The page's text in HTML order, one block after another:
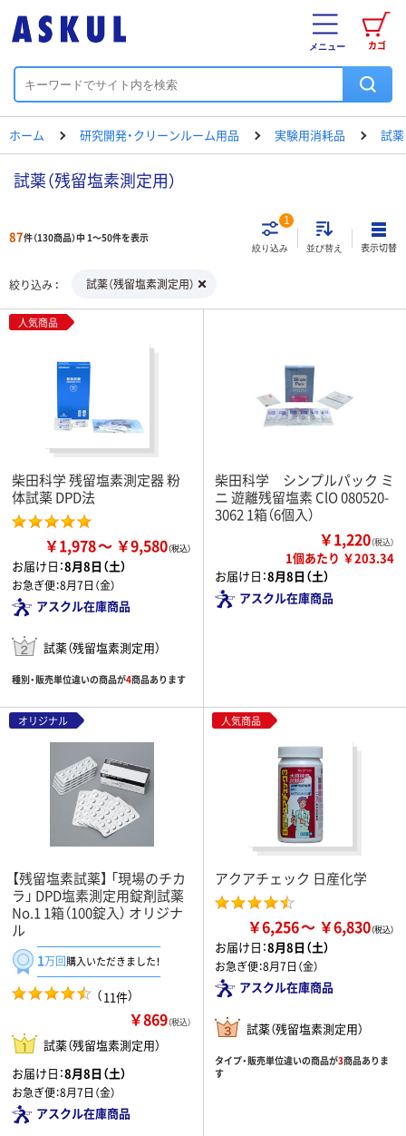
カゴ
メニュー
ホーム 研究開発・クリーンルーム用品 実験用消耗品 試薬
試薬（残留塩素測定用）
87件（130商品）中 1～50件を表示
絞り込み
1
並び替え 表示切替
絞り込み 試薬（残留塩素測定用）
人気商品
柴田科学 残留塩素測定器 粉
体試薬 DPD法
￥1,978 ￥9,580
お届け日：8月8日（土）
お急ぎ便：8月7日（金）
アスクル在庫商品
試薬（残留塩素測定用）
種別・販売単位違いの商品が4商品あります
柴田科学 シンプルパック ミ
ニ 遊離残留塩素 ClO 080520-
3062 1箱（6個入）
￥1,220（税込）
1個あたり ￥203.34
お届け日：8月8日（土）
アスクル在庫商品
オリジナル
【残留塩素試薬】 「現場のチカ
ラ」 DPD塩素測定用錠剤試薬
No.1 1箱（100錠入） オリジナ
ル
1万回購入いただきました！
（11件）
￥869（税込）
試薬（残留塩素測定用）
お届け日：8月8日（土）
お急ぎ便：8月7日（金）
アスクル在庫商品
人気商品
アクアチェック 日産化学
￥6,256 ￥6,830
お届け日：8月8日（土）
お急ぎ便：8月7日（金）
アスクル在庫商品
試薬（残留塩素測定用）
タイプ・販売単位違いの商品が3商品ありま
す